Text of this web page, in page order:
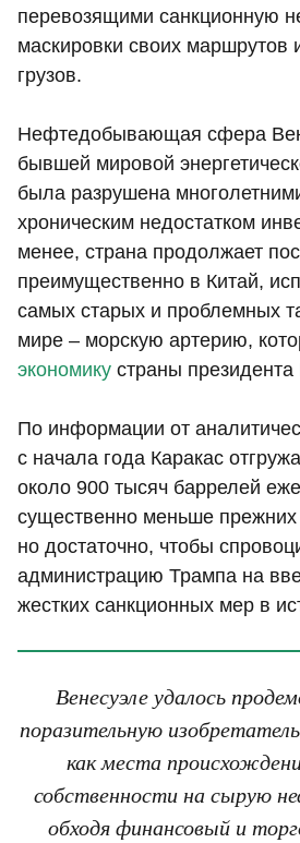
перевозящими санкционную
маскировки своих маршрутов
грузов.
Нефтедобывающая сфера
бывшей мировой
была разрушена
хроническим недостатком
менее, страна продолжает
преимущественно в Китай,
самых старых и проблемных
мире – морскую артерию,
экономику страны
По информации от
с начала года Каракас
около 900 тысяч баррелей
существенно меньше
но достаточно, чтобы
администрацию Трампа на
жестких санкционных мер в
Венесуэле удалось
поразительную
как места
собственности на сырую
обходя финансовый и